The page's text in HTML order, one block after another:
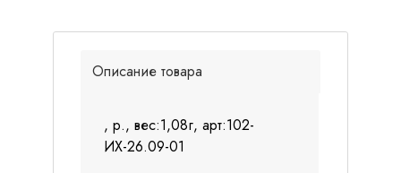
Описание товара
, р., вес:1,08г, арт:102-
ИХ-26.09-01